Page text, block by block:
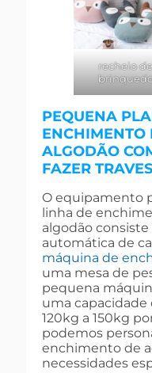
recheio de
PEQUENA
ENCHIMENTO
ALGODÃO
FAZER
O equipamento
linha de
algodão
automática de
máquina de
uma mesa de
pequena
uma
120kg a 150kg
podemos
enchimento de
necessidades